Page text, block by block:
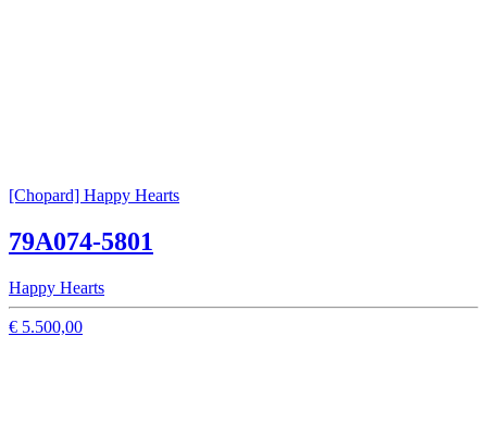
[Chopard] Happy Hearts
79A074-5801
Happy Hearts
€ 5.500,00